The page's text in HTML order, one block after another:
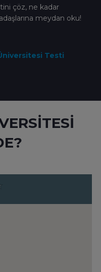
çöz, ne kadar
meydan oku!
Testi